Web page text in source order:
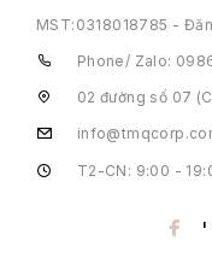
MST: 0318018785 -
Phone/ Zalo:
02 đường số 07
T2-CN: 9:00 -
'